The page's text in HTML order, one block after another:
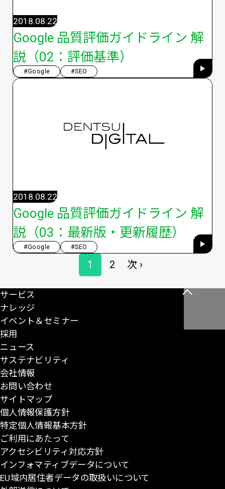
Google 品質評価ガイドライン 解
説（02：評価基準）
2018.08.22
#Google #SEO
Google 品質評価ガイドライン 解
説（03：最新版・更新履歴）
2018.08.22
#Google #SEO
ペ
ジ
ペ
ー
1
ペ
ー
2
次
ペ
次 ›
こ
サービス
ナレッジ
イベント＆セミナー
採用
ニュース
サステナビリティ
会社情報
お問い合わせ
サイトマップ
個人情報保護方針
特定個人情報基本方針
ご利用にあたって
アクセシビリティ対応方針
インフォマティブデータについて
EU域内居住者データの取扱いについて